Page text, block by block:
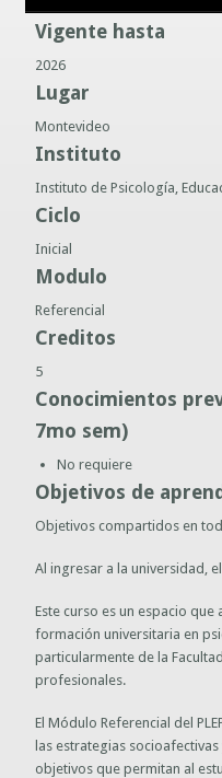
Guías prácticas o
Guías UCO
Información sobre SPAM y
Vigente hasta
2026
Lugar
Montevideo
Instituto
Instituto de Psicología,
Ciclo
Inicial
Modulo
Referencial
Creditos
5
Conocimientos
7mo sem)
No requiere
Objetivos de
Objetivos compartidos en
Al ingresar a la universidad,
Este curso es un espacio
formación universitaria en
particularmente de la
profesionales.
El Módulo Referencial del
las estrategias
objetivos que permitan al